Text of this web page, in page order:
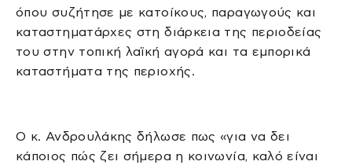
όπου συζήτησε με κατοίκους, παραγωγούς και
καταστηματάρχες στη διάρκεια της περιοδείας
του στην τοπική λαϊκή αγορά και τα εμπορικά
καταστήματα της περιοχής.
Ο κ. Ανδρουλάκης δήλωσε πως «για να δει
κάποιος πώς ζει σήμερα η κοινωνία, καλό είναι